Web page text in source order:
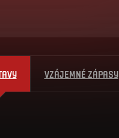
VZÁJEMNÉ ZÁPASY